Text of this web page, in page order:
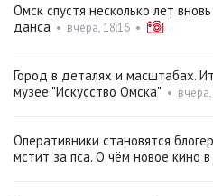
Омск спустя несколько лет
данса • вчера, 18:16 •
Город в деталях и масштабах.
музее "Искусство Омска" •
Оперативники становятся
мстит за пса. О чём новое кино в